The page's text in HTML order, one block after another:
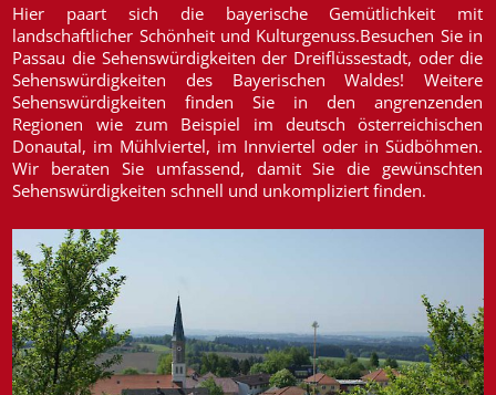
Hier paart sich die bayerische Gemütlichkeit mit
landschaftlicher Schönheit und Kulturgenuss.Besuchen Sie in
Passau die Sehenswürdigkeiten der Dreiflüssestadt, oder die
Sehenswürdigkeiten des Bayerischen Waldes! Weitere
Sehenswürdigkeiten finden Sie in den angrenzenden
Regionen wie zum Beispiel im deutsch österreichischen
Donautal, im Mühlviertel, im Innviertel oder in Südböhmen.
Wir beraten Sie umfassend, damit Sie die gewünschten
Sehenswürdigkeiten schnell und unkompliziert finden.